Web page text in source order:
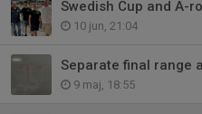
10 jun, 21:04
Separate final range
9 maj, 18:55